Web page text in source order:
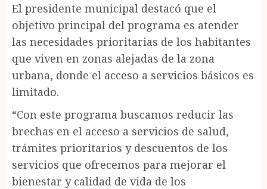
El presidente municipal destacó que el
objetivo principal del programa es atender
las necesidades prioritarias de los habitantes
que viven en zonas alejadas de la zona
urbana, donde el acceso a servicios básicos es
limitado.
“Con este programa buscamos reducir las
brechas en el acceso a servicios de salud,
trámites prioritarios y descuentos de los
servicios que ofrecemos para mejorar el
bienestar y calidad de vida de los